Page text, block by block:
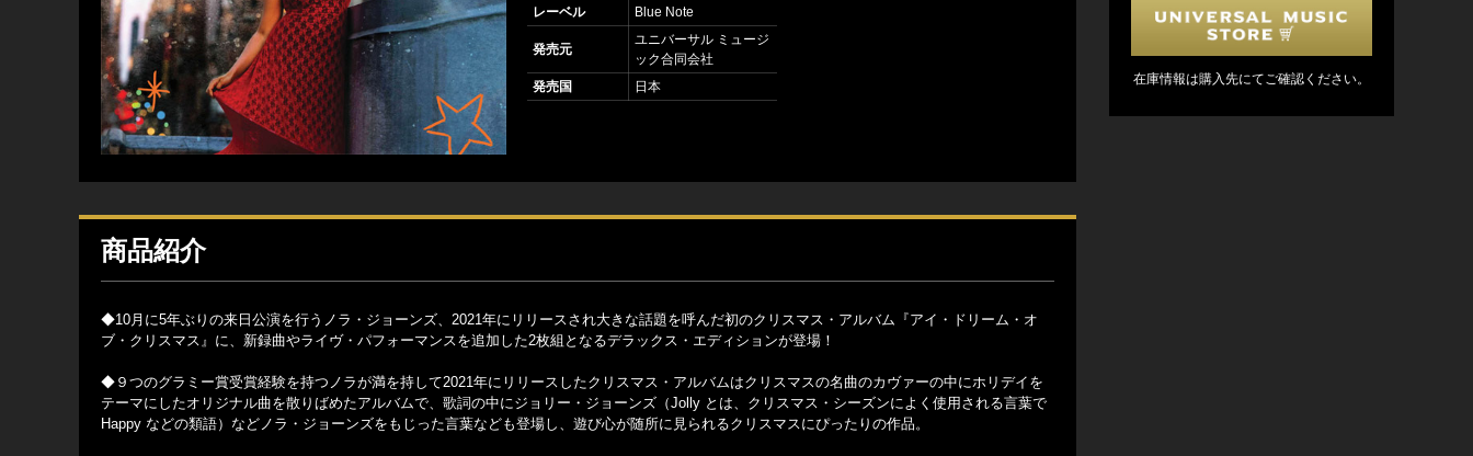
レーベル Blue Note
発売元
ユニバーサル ミュージ
ック合同会社
発売国
日本
商品紹介
◆10月に5年ぶりの来日公演を行うノラ・ジョーンズ、2021年にリリースされ大きな話題を呼んだ初のクリスマス・アルバム『アイ・ドリーム・オ
ブ・クリスマス』に、新録曲やライヴ・パフォーマンスを追加した2枚組となるデラックス・エディションが登場！
◆９つのグラミー賞受賞経験を持つノラが満を持して2021年にリリースしたクリスマス・アルバムはクリスマスの名曲のカヴァーの中にホリデイを
テーマにしたオリジナル曲を散りばめたアルバムで、歌詞の中にジョリー・ジョーンズ（Jolly とは、クリスマス・シーズンによく使用される言葉で
Happy などの類語）などノラ・ジョーンズをもじった言葉なども登場し、遊び心が随所に見られるクリスマスにぴったりの作品。
在庫情報は購入先にてご確認ください。